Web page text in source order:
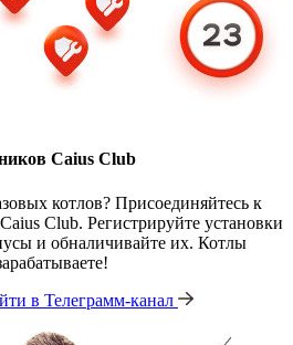
Caius Club
котлов? Присоединяйтесь к
Club. Регистрируйте установки
и обналичивайте их. Котлы
в Телеграмм-канал